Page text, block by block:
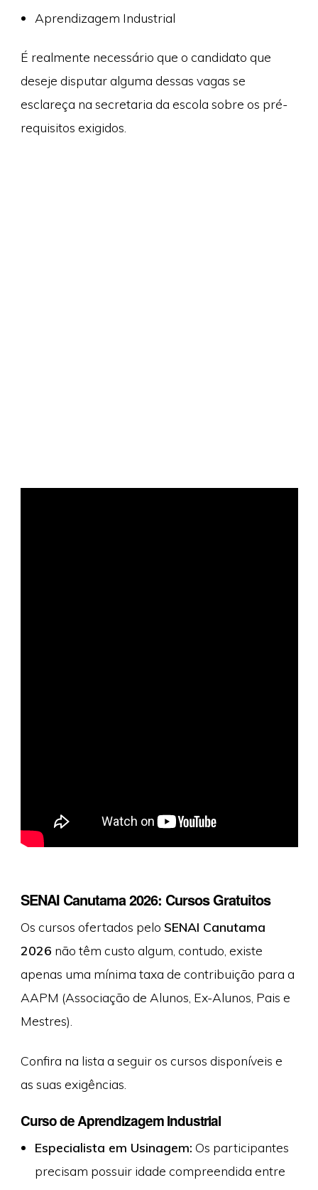
Aprendizagem Industrial
É realmente necessário que o candidato que
deseje disputar alguma dessas vagas se
esclareça na secretaria da escola sobre os pré-
requisitos exigidos.
SENAI Canutama 2026: Cursos Gratuitos
Os cursos ofertados pelo SENAI Canutama
2026 não têm custo algum, contudo, existe
apenas uma mínima taxa de contribuição para a
AAPM (Associação de Alunos, Ex-Alunos, Pais e
Mestres).
Confira na lista a seguir os cursos disponíveis e
as suas exigências.
Curso de Aprendizagem Industrial
Especialista em Usinagem: Os participantes
precisam possuir idade compreendida entre